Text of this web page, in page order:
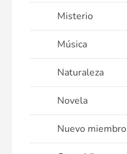
Misterio
Música
Naturaleza
Novela
Nuevo miembro